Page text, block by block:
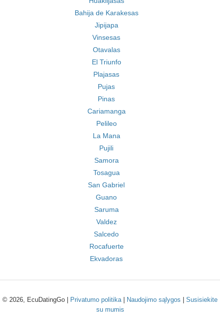
Bahija de Karakesas
Jipijapa
Vinsesas
Otavalas
El Triunfo
Plajasas
Pujas
Pinas
Cariamanga
Pelileo
La Mana
Pujili
Samora
Tosagua
San Gabriel
Guano
Saruma
Valdez
Salcedo
Rocafuerte
Ekvadoras
© 2026, EcuDatingGo | Privatumo politika| Naudojimo sąlygos
Susisiekite
su mumis